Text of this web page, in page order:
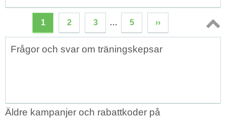
1 2 3 … 5 ››
Topp
Frågor och svar om träningskepsar
Äldre kampanjer och rabattkoder på